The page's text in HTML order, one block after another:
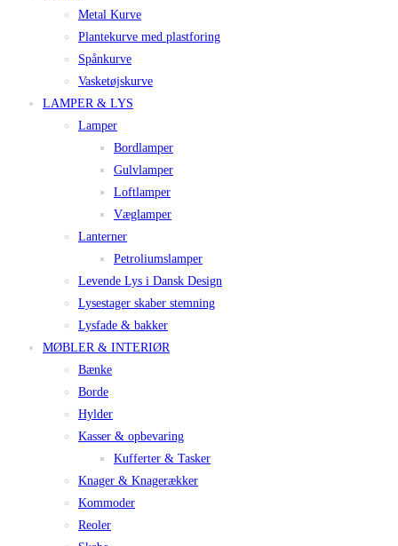
Metal Kurve
Plantekurve med plastforing
Spånkurve
Vasketøjskurve
LAMPER & LYS
Lamper
Bordlamper
Gulvlamper
Loftlamper
Væglamper
Lanterner
Petroliumslamper
Levende Lys i Dansk Design
Lysestager skaber stemning
Lysfade & bakker
MØBLER & INTERIØR
Bænke
Borde
Hylder
Kasser & opbevaring
Kufferter & Tasker
Knager & Knagerækker
Kommoder
Reoler